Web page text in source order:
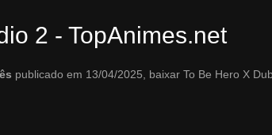
2 - TopAnimes.net
publicado em 13/04/2025, baixar To Be Hero X